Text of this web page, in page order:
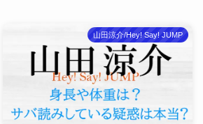
山田涼介/Hey! Say! JUMP